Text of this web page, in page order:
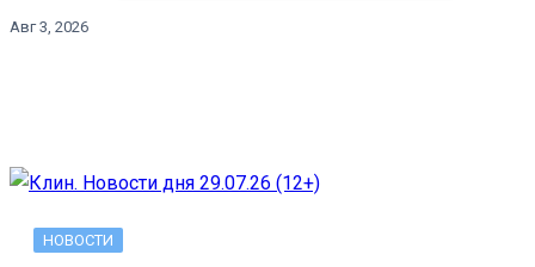
Авг 3, 2026
НОВОСТИ